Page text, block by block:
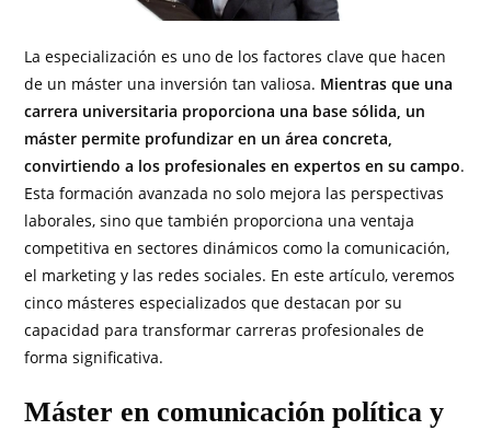
La especialización es uno de los factores clave que hacen
de un máster una inversión tan valiosa. Mientras que una
carrera universitaria proporciona una base sólida, un
máster permite profundizar en un área concreta,
convirtiendo a los profesionales en expertos en su campo.
Esta formación avanzada no solo mejora las perspectivas
laborales, sino que también proporciona una ventaja
competitiva en sectores dinámicos como la comunicación,
el marketing y las redes sociales. En este artículo, veremos
cinco másteres especializados que destacan por su
capacidad para transformar carreras profesionales de
forma significativa.
Máster en comunicación política y